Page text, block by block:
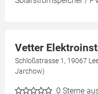
Vetter
Schloßstrasse 1, 19067
Jarchow)
0 Sterne